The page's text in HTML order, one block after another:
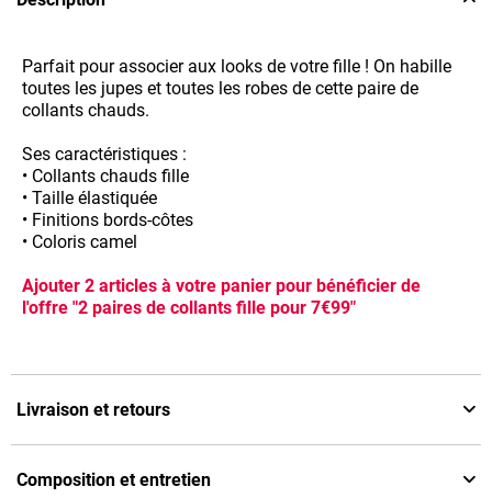
Parfait pour associer aux looks de votre fille ! On habille
toutes les jupes et toutes les robes de cette paire de
collants chauds.
Ses caractéristiques :
• Collants chauds fille
• Taille élastiquée
• Finitions bords-côtes
• Coloris camel
Ajouter 2 articles à votre panier pour bénéficier de
l'offre "2 paires de collants fille pour 7€99"
Livraison et retours
Composition et entretien